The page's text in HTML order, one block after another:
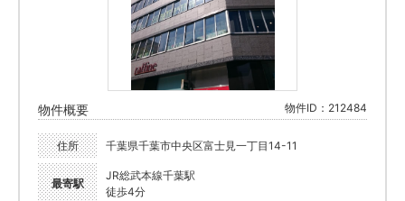
物件概要 物件ID：212484
住所 千葉県千葉市中央区富士見一丁目14-11
最寄駅
JR総武本線千葉駅
徒歩4分